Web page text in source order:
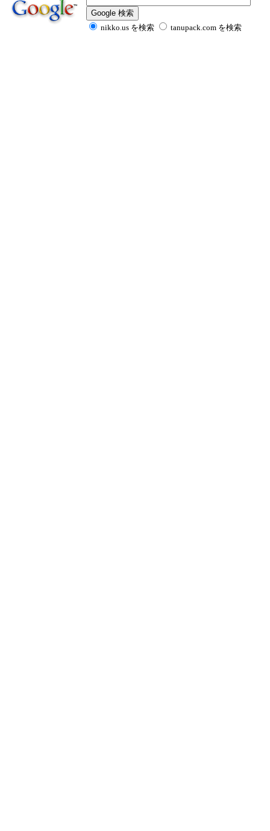
nikko.us を検索 tanupack.com を検索